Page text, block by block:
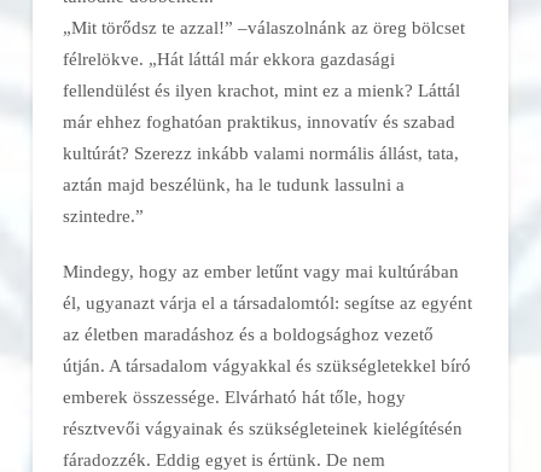
„Mit törődsz te azzal!” –válaszolnánk az öreg bölcset
félrelökve. „Hát láttál már ekkora gazdasági
fellendülést és ilyen krachot, mint ez a mienk? Láttál
már ehhez foghatóan praktikus, innovatív és szabad
kultúrát? Szerezz inkább valami normális állást, tata,
aztán majd beszélünk, ha le tudunk lassulni a
szintedre.”
Mindegy, hogy az ember letűnt vagy mai kultúrában
él, ugyanazt várja el a társadalomtól: segítse az egyént
az életben maradáshoz és a boldogsághoz vezető
útján. A társadalom vágyakkal és szükségletekkel bíró
emberek összessége. Elvárható hát tőle, hogy
résztvevői vágyainak és szükségleteinek kielégítésén
fáradozzék. Eddig egyet is értünk. De nem